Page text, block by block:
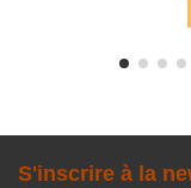
S'inscrire à la